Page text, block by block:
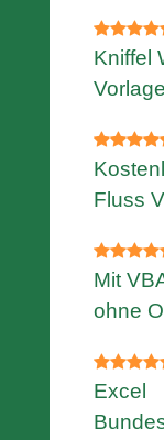
Kniffel
Vorlage
Fluss
Mit
ohne
Excel